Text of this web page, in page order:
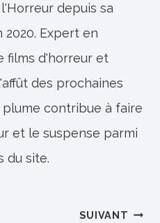
depuis sa
Expert en
films d'horreur et
des prochaines
plume contribue à faire
et le suspense parmi
du site.
SUIVANT